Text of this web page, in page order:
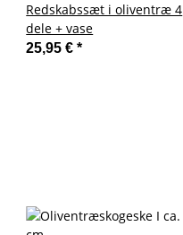
Redskabssæt i oliventræ 4
dele + vase
25,95 €*